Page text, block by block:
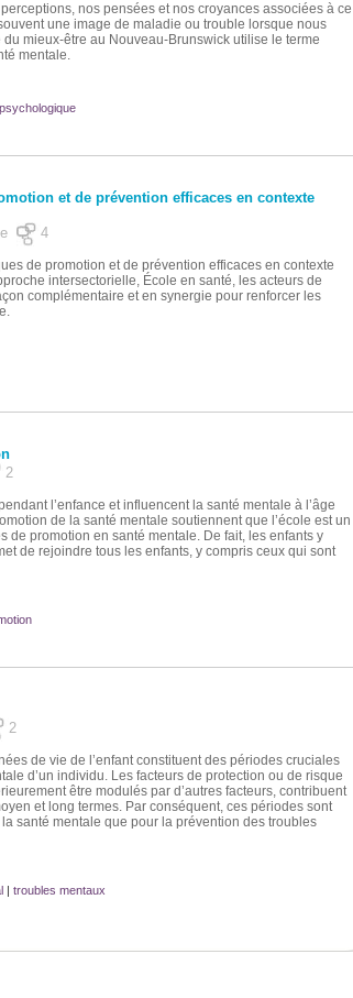
nos pensées et nos croyances associées à ce
une image de maladie ou trouble lorsque nous
mieux-être au Nouveau-Brunswick utilise le terme
mentale.
et de prévention efficaces en contexte
4
de promotion et de prévention efficaces en contexte
intersectorielle, École en santé, les acteurs de
complémentaire et en synergie pour renforcer les
2
l’enfance et influencent la santé mentale à l’âge
de la santé mentale soutiennent que l’école est un
promotion en santé mentale. De fait, les enfants y
de rejoindre tous les enfants, y compris ceux qui sont
2
de vie de l’enfant constituent des périodes cruciales
d’un individu. Les facteurs de protection ou de risque
être modulés par d’autres facteurs, contribuent
et long termes. Par conséquent, ces périodes sont
santé mentale que pour la prévention des troubles
| troubles mentaux